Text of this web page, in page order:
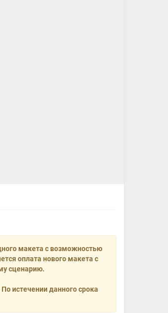
макета с возможностью
оплата нового макета с
сценарию.
истечении данного срока